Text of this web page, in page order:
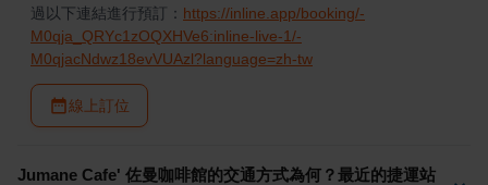
過以下連結進行預訂： https://inline.app/booking/-
M0qja_QRYc1zOQXHVe6:inline-live-1/-
M0qjacNdwz18evVUAzl?language=zh-tw
線上訂位
Jumane Cafe' 佐曼咖啡館的交通方式為何？最近的捷運站